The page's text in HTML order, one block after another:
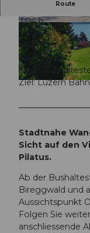
© outsideisfree.ch, Luzern
© Laila Bosco, Luzern
Route
2:04 h
101 m
434 m
166 m
Start:
Ziel: Luzern
Stadtnahe
Sicht auf den
Pilatus.
Ab der
Bireggwald und
Aussichtspunkt
Folgen Sie
anschliessende